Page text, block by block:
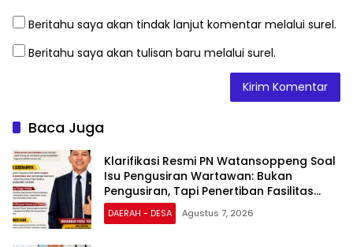
Beritahu saya akan tindak lanjut komentar melalui surel.
Beritahu saya akan tulisan baru melalui surel.
Baca Juga
Klarifikasi Resmi PN Watansoppeng Soal
Isu Pengusiran Wartawan: Bukan
Pengusiran, Tapi Penertiban Fasilitas
PTSP
DAERAH - DESA Agustus 7, 2026